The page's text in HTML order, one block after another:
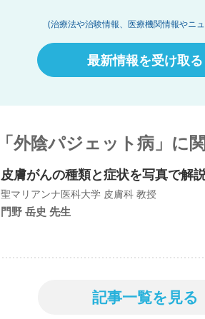
(治療法や治験情報、医療機関情報やニ
最新情報を受け取る
「外陰パジェット病」に
皮膚がんの種類と症状を写真で解
聖マリアンナ医科大学 皮膚科 教授
門野 岳史 先生
記事一覧を見る